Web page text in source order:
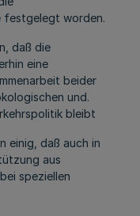
festgelegt worden.
daß die
eine
beider
und.
bleibt
einig, daß auch in
aus
speziellen